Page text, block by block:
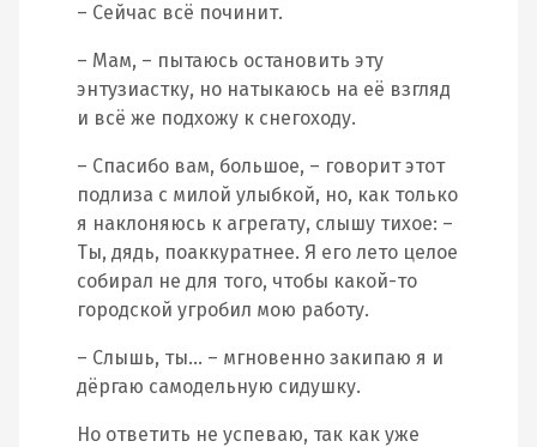
– Сейчас всё починит.
– Мам, – пытаюсь остановить эту
энтузиастку, но натыкаюсь на её взгляд
и всё же подхожу к снегоходу.
– Спасибо вам, большое, – говорит этот
подлиза с милой улыбкой, но, как только
я наклоняюсь к агрегату, слышу тихое: –
Ты, дядь, поаккуратнее. Я его лето целое
собирал не для того, чтобы какой-то
городской угробил мою работу.
– Слышь, ты… – мгновенно закипаю я и
дёргаю самодельную сидушку.
Но ответить не успеваю, так как уже